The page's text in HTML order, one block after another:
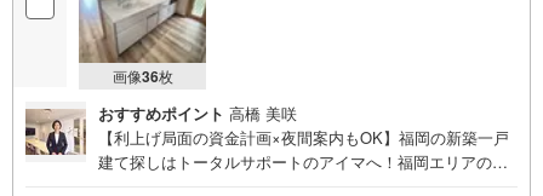
画像36枚
おすすめポイント 高橋 美咲
【利上げ局面の資金計画×夜間案内もOK】福岡の新築一戸
建て探しはトータルサポートのアイマへ！福岡エリアの最